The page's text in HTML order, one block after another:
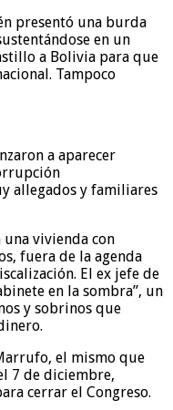
presentó una burda
en un
a Bolivia para que
Tampoco
a aparecer
allegados y familiares
una vivienda con
fuera de la agenda
El ex jefe de
en la sombra”, un
y sobrinos que
el mismo que
7 de diciembre,
cerrar el Congreso.